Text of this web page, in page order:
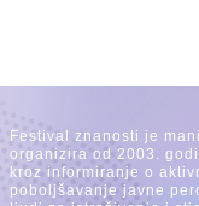
Festival znanosti je
organizira od 2003.
kroz informiranje o
poboljšavanje javne